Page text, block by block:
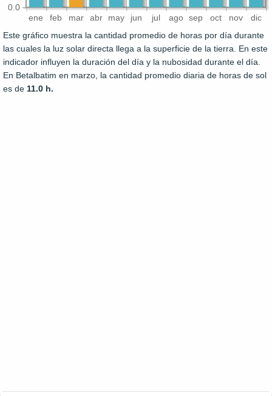
ene feb mar abr may jun jul ago sep oct nov dic
0.0
Este gráfico muestra la cantidad promedio de horas por día durante
las cuales la luz solar directa llega a la superficie de la tierra. En este
indicador influyen la duración del día y la nubosidad durante el día.
En Betalbatim en marzo, la cantidad promedio diaria de horas de sol
es de 11.0 h.